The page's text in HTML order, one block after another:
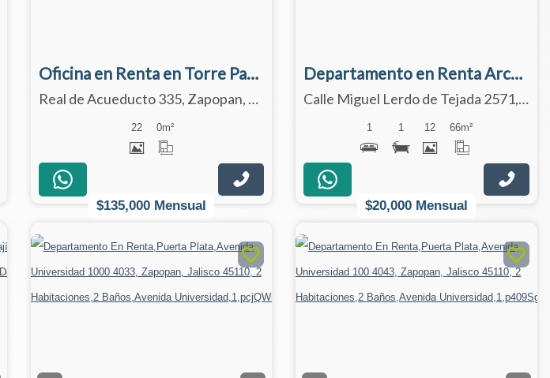
Oficina en Renta en Torre Panorama Acueducto, Zona Andares, Zapopan, Jalisco
Real de Acueducto 335, Zapopan, Jalisco 45116
22 0m²
$135,000 Mensual
Departamento en Renta Arcos Vallarta, Guadalajara, Jalisco.
Calle Miguel Lerdo de Tejada 2571, Guadalajara, Jalisco 44130
1 1 12 66m²
$20,000 Mensual